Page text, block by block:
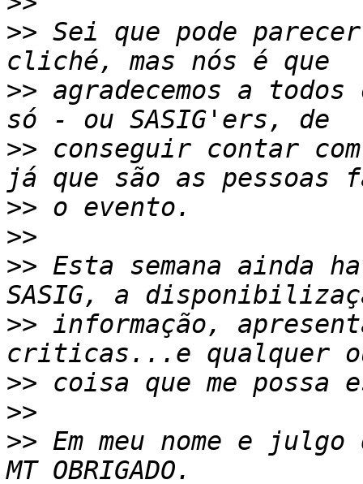
>> Sei que pode
>> agradecemos a
>> conseguir contar
>>
>>
>> Esta semana ainda
>> informação,
>>
>>
>> Em meu nome e